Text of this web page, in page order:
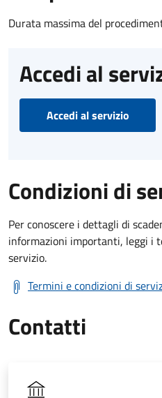
Durata massima del
Accedi al
Accedi al servizio
Condizioni di
Per conoscere i dettagli di
informazioni importanti, leggi i
servizio.
Termini e condizioni di
Contatti